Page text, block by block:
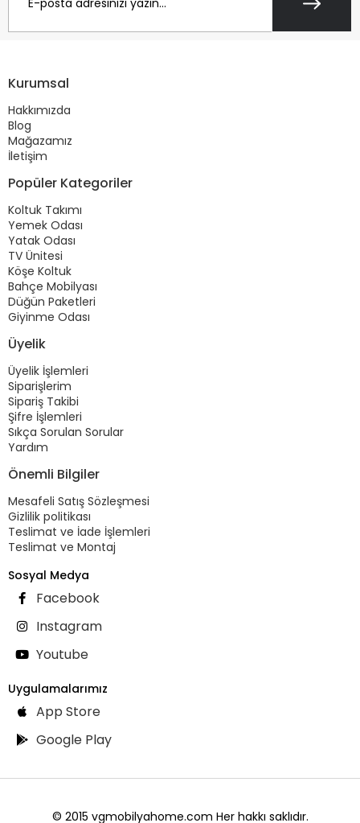
Kurumsal
Hakkımızda
Blog
Mağazamız
İletişim
Popüler Kategoriler
Koltuk Takımı
Yemek Odası
Yatak Odası
TV Ünitesi
Köşe Koltuk
Bahçe Mobilyası
Düğün Paketleri
Giyinme Odası
Üyelik
Üyelik İşlemleri
Siparişlerim
Sipariş Takibi
Şifre İşlemleri
Sıkça Sorulan Sorular
Yardım
Önemli Bilgiler
Mesafeli Satış Sözleşmesi
Gizlilik politikası
Teslimat ve İade İşlemleri
Teslimat ve Montaj
Sosyal Medya
Facebook
Instagram
Youtube
Uygulamalarımız
App Store
Google Play
© 2015 vgmobilyahome.com Her hakkı saklıdır.